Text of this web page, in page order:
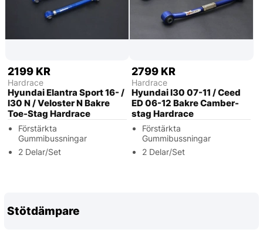
2199 KR
Hardrace
Hyundai Elantra Sport 16- /
I30 N / Veloster N Bakre
Toe-Stag Hardrace
Förstärkta
Gummibussningar
2 Delar/Set
2799 KR
Hardrace
Hyundai I30 07-11 / Ceed
ED 06-12 Bakre Camber-
stag Hardrace
Förstärkta
Gummibussningar
2 Delar/Set
Stötdämpare